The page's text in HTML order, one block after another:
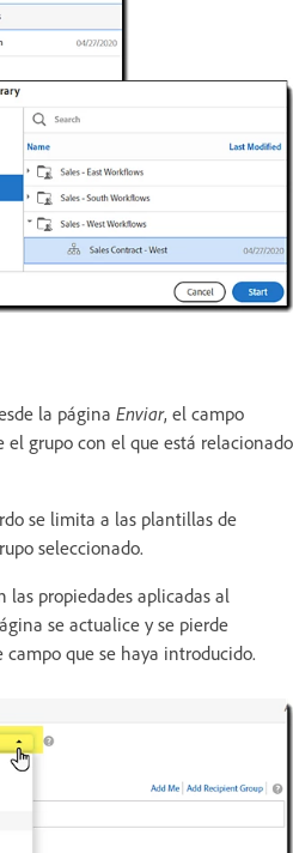
la página Enviar, el campo
el grupo con el que está relacionado
se limita a las plantillas de
seleccionado.
las propiedades aplicadas al
se actualice y se pierde
que se haya introducido.